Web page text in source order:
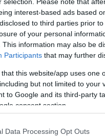
interest-based ads based
to third parties prior
of your personal
This information may also be
Participants that may further
that this website/app uses
but not limited to your
to Google and its third-party
consent section.
Data Processing Opt Outs
édesanyjának, Piast
új gótikus templomé is
kolostort építenek
nem látható, hiszen a
eltűnésének
kőfaragványokat a Rudas